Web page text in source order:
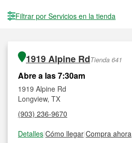
Filtrar por Servicios en la tienda
1919 Alpine RdTienda 641
Abre a las 7:30am
1919 Alpine Rd
Longview, TX
(903) 236-9670
Detalles|Cómo llegar|Compra ahora